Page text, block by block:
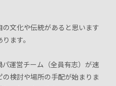
文化や伝統があると思います
ます。
運営チーム（全員有志）が速
検討や場所の手配が始まりま